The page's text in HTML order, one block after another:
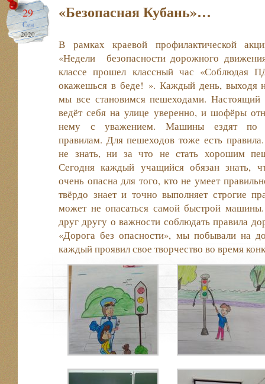
29
Сен
2020
«Безопасная Кубань»…
В рамках краевой профилактической
«Недели безопасностидорожного
классе прошел классный час «Соблюдая
окажешься в беде! ». Каждый день, выходя
мы все становимся пешеходами. Настоящий
ведёт себя на улице уверенно, и шофёры
нему с уважением. Машины ездят по
правилам. Для пешеходов тоже есть
не знать, ни за что не стать хорошим
Сегодня каждый учащийся обязан знать,
очень опасна для того, кто не умеет
твёрдо знает и точно выполняет строгие
может не опасаться самой быстрой
друг другу о важности соблюдать правила
«Дорога без опасности», мы побывали на
каждый проявил свое творчество во время